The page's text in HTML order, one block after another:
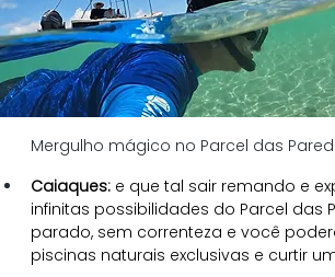
Mergulho mágico no Parcel das
Caiaques: e que tal sair remando e
infinitas possibilidades do Parcel das
parado, sem correnteza e você
piscinas naturais exclusivas e curtir